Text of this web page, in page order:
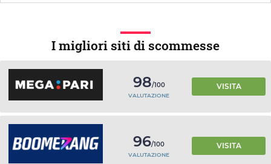
I migliori siti di scommesse
98/100
VALUTAZIONE
VISITA
96/100
VALUTAZIONE
VISITA